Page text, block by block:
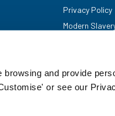
and provide
or see our
Privacy Policy
Modern